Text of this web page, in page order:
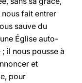
nous fait entrer
sauve du
Église auto-
il nous pousse à
et
pour